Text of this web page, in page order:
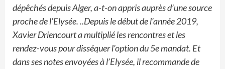
dépêchés depuis Alger, a-t-on appris auprès d’une source
proche de l’Elysée. ..Depuis le début de l’année 2019,
Xavier Driencourt a multiplié les rencontres et les
rendez-vous pour disséquer l’option du 5e mandat. Et
dans ses notes envoyées à l’Elysée, il recommande de